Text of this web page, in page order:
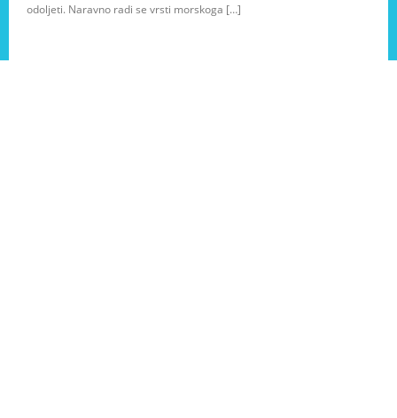
odoljeti. Naravno radi se vrsti morskoga […]